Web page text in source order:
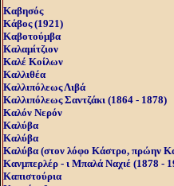
Καβησός
Κάβος (1921)
Καβοτούμβα
Καλαμίτζιον
Καλέ Κοίλων
Καλλιθέα
Καλλιπόλεως Λιβά
Καλλιπόλεως Σαντζάκι (1864 - 1878)
Καλόν Nερόν
Καλύβα
Καλύβα
Καλύβα (στον λόφο Κάστρο, πρώην
Κανμπερλέρ - ι Μπαλά Ναχιέ (1878 -
Καπιστούρια